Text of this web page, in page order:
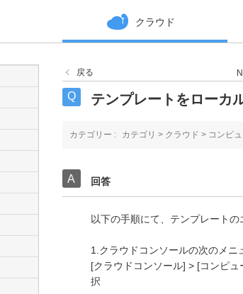
クラウド
戻る
テンプレートをローカ
カテゴリー : カテゴリ > クラウド > コンピ
回答
以下の手順にて、テンプレートの
1.クラウドコンソールの次のメニ
[クラウドコンソール] > [コンピ
択